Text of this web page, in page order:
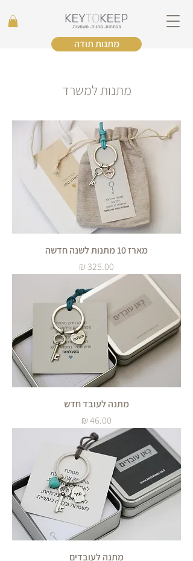
מתנות תודה
מתנות למשרד
מארז 10 מתנות לשנה חדשה
מחיר
מתנה לעובד חדש
מחיר
מתנה לעובדים